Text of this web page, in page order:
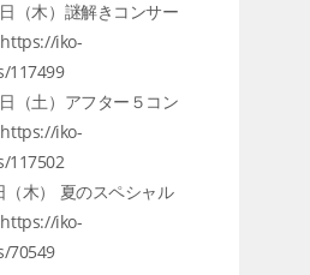
（木）謎解きコンサー
https://iko-
117499
（土）アフター５コン
iko-
117502
（木） 夏のスペシャル
iko-
70549